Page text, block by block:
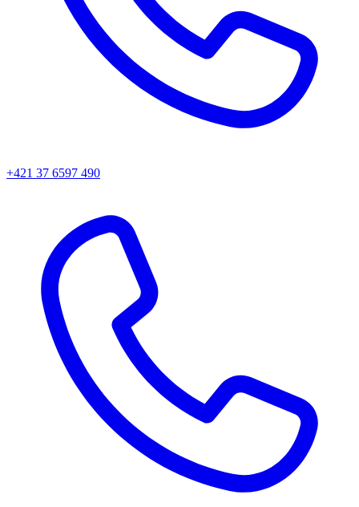
+421 37 6597 490